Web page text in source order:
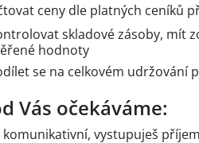
ceny dle platných ceníků
skladové zásoby, mít
hodnoty
se na celkovém udržování
Vás očekáváme:
komunikativní, vystupuješ